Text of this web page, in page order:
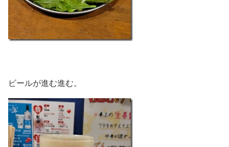
ビールが進む進む。